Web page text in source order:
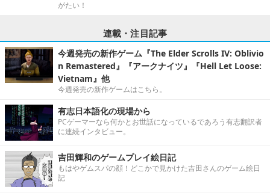
がたい！
連載・注目記事
今週発売の新作ゲーム『The Elder Scrolls IV: Oblivio
n Remastered』『アークナイツ』『Hell Let Loose:
Vietnam』他
今週発売の新作ゲームはこちら。
有志日本語化の現場から
PCゲーマーなら何かとお世話になっているであろう有志翻訳者
に連続インタビュー。
吉田輝和のゲームプレイ絵日記
もはやゲムスパの顔！どこかで見かけた吉田さんのゲーム絵日
記